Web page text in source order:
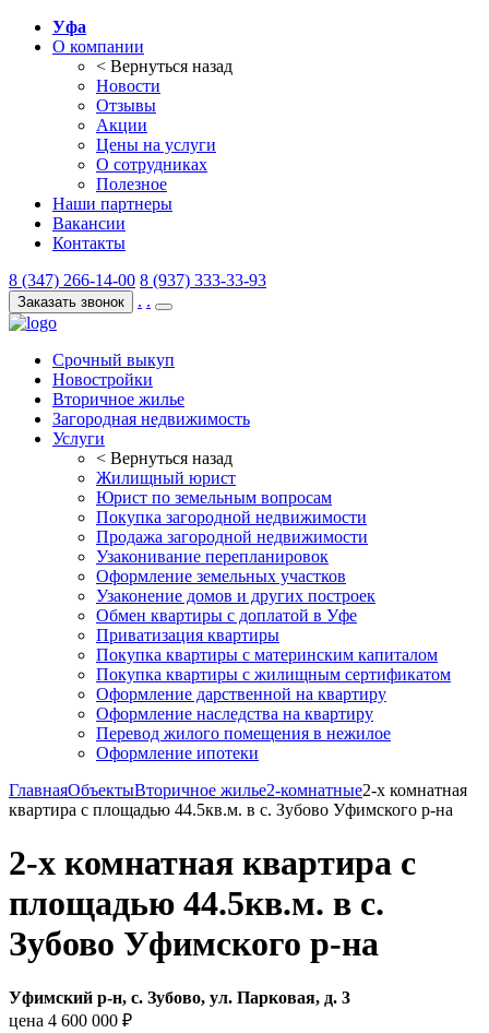
Уфа
О компании
< Вернуться назад
Новости
Отзывы
Акции
Цены на услуги
О сотрудниках
Полезное
Наши партнеры
Вакансии
Контакты
8 (347) 266-14-00 8 (937) 333-33-93
Заказать звонок . .
Срочный выкуп
Новостройки
Вторичное жилье
Загородная недвижимость
Услуги
< Вернуться назад
Жилищный юрист
Юрист по земельным вопросам
Покупка загородной недвижимости
Продажа загородной недвижимости
Узаконивание перепланировок
Оформление земельных участков
Узаконение домов и других построек
Обмен квартиры с доплатой в Уфе
Приватизация квартиры
Покупка квартиры с материнским капиталом
Покупка квартиры с жилищным сертификатом
Оформление дарственной на квартиру
Оформление наследства на квартиру
Перевод жилого помещения в нежилое
Оформление ипотеки
ГлавнаяОбъектыВторичное жилье2-комнатные2-х комнатная
квартира с площадью 44.5кв.м. в с. Зубово Уфимского р-на
2-х комнатная квартира с
площадью 44.5кв.м. в с.
Зубово Уфимского р-на
Уфимский р-н, с. Зубово, ул. Парковая, д. 3
цена 4 600 000 ₽